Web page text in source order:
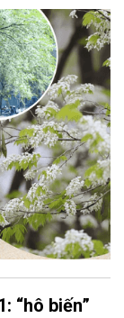
bật cả một con
hoa rụng, sẽ
hoá thật là nên
trắng tinh hoa
của nhạc sĩ
“hô biến”